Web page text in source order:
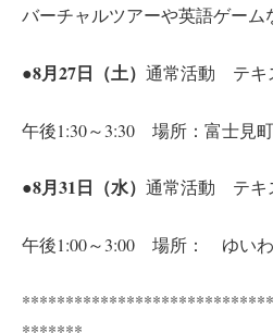
バーチャルツアーや英語ゲーム
●8月27日（土） 通常活動 テキ
午後1:30～3:30 場所：富士見
●8月31日（水） 通常活動 テキ
午後1:00～3:00 場所： ゆい